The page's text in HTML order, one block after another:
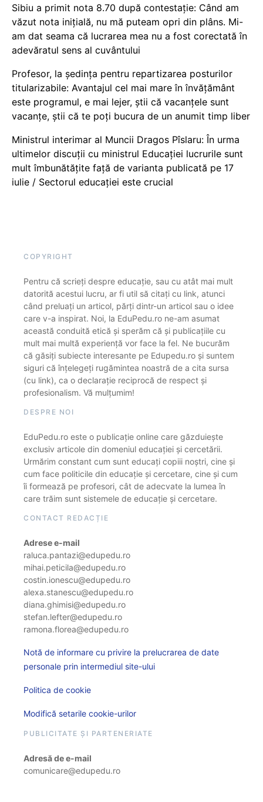
Sibiu a primit nota 8.70 după contestație: Când am
văzut nota inițială, nu mă puteam opri din plâns. Mi-
am dat seama că lucrarea mea nu a fost corectată în
adevăratul sens al cuvântului
Profesor, la ședința pentru repartizarea posturilor
titularizabile: Avantajul cel mai mare în învățământ
este programul, e mai lejer, știi că vacanțele sunt
vacanţe, știi că te poți bucura de un anumit timp liber
Ministrul interimar al Muncii Dragos Pîslaru: În urma
ultimelor discuții cu ministrul Educației lucrurile sunt
mult îmbunătățite față de varianta publicată pe 17
iulie / Sectorul educației este crucial
COPYRIGHT
Pentru că scrieți despre educație, sau cu atât mai mult
datorită acestui lucru, ar fi util să citați cu link, atunci
când preluați un articol, părți dintr-un articol sau o idee
care v-a inspirat. Noi, la EduPedu.ro ne-am asumat
această conduită etică și sperăm că și publicațiile cu
mult mai multă experiență vor face la fel. Ne bucurăm
că găsiți subiecte interesante pe Edupedu.ro și suntem
siguri că înțelegeți rugămintea noastră de a cita sursa
(cu link), ca o declarație reciprocă de respect și
profesionalism. Vă mulțumim!
DESPRE NOI
EduPedu.ro este o publicație online care găzduiește
exclusiv articole din domeniul educației și cercetării.
Urmărim constant cum sunt educați copiii noștri, cine și
cum face politicile din educație și cercetare, cine și cum
îi formează pe profesori, cât de adecvate la lumea în
care trăim sunt sistemele de educație și cercetare.
CONTACT REDACȚIE
Adrese e-mail
raluca.pantazi@edupedu.ro
mihai.peticila@edupedu.ro
costin.ionescu@edupedu.ro
alexa.stanescu@edupedu.ro
diana.ghimisi@edupedu.ro
stefan.lefter@edupedu.ro
ramona.florea@edupedu.ro
Notă de informare cu privire la prelucrarea de date
personale prin intermediul site-ului
Politica de cookie
Modifică setarile cookie-urilor
PUBLICITATE ȘI PARTENERIATE
Adresă de e-mail
comunicare@edupedu.ro